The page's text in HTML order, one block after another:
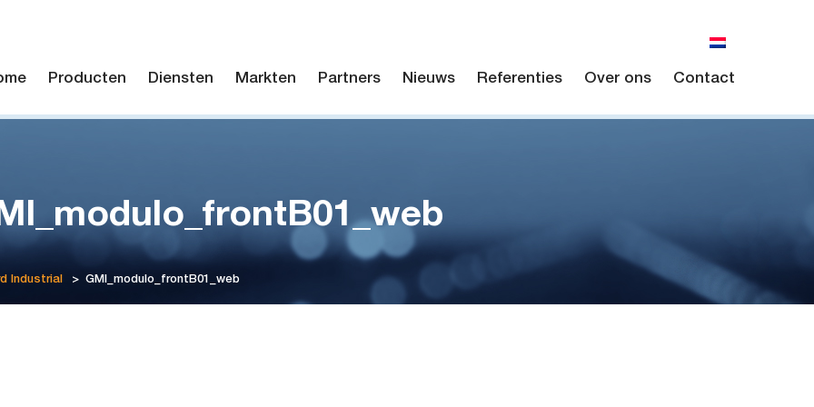
Producten Diensten Markten Partners Nieuws Referenties Over ons Contact
Industrial > GMI_modulo_frontB01_web